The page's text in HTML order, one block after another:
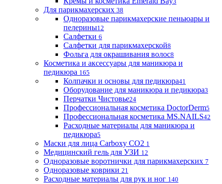
Для парикмахерских 38
Одноразовые парикмахерские пеньюары и
пелерины12
Салфетки 6
Салфетки для парикмахерской8
Фольга для окрашивания волос8
Косметика и аксессуары для маникюра и
педикюра 165
Колпачки и основы для педикюра41
Оборудование для маникюра и педикюра3
Перчатки Чистовье24
Профессиональная косметика DoctorDerm5
Профессиональная косметика MS.NAILS42
Расходные материалы для маникюра и
педикюра5
Маски для лица Carboxy CO2 1
Медицинский гель для УЗИ 12
Одноразовые воротнички для парикмахерских 7
Одноразовые коврики 21
Расходные материалы для рук и ног 140